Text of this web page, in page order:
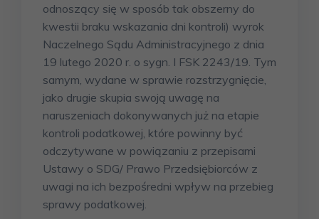
odnoszący się w sposób tak obszerny do
kwestii braku wskazania dni kontroli) wyrok
Naczelnego Sądu Administracyjnego z dnia
19 lutego 2020 r. o sygn. I FSK 2243/19. Tym
samym, wydane w sprawie rozstrzygnięcie,
jako drugie skupia swoją uwagę na
naruszeniach dokonywanych już na etapie
kontroli podatkowej, które powinny być
odczytywane w powiązaniu z przepisami
Ustawy o SDG/ Prawo Przedsiębiorców z
uwagi na ich bezpośredni wpływ na przebieg
sprawy podatkowej.